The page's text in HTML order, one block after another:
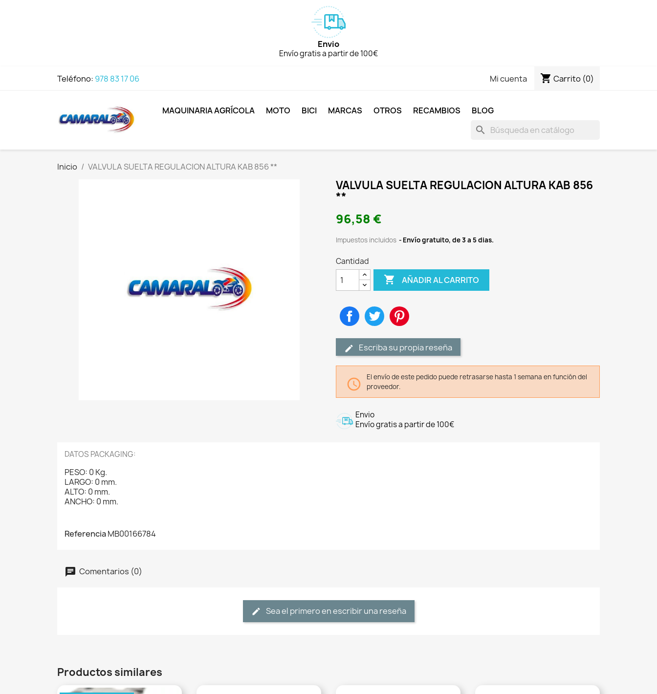
Envio
Envío gratis a partir de 100€
Teléfono: 978 83 17 06 Mi cuenta shopping_cart Carrito (0)
MAQUINARIA AGRÍCOLA MOTO BICI MARCAS OTROS RECAMBIOS BLOG
search
Inicio VALVULA SUELTA REGULACION ALTURA KAB 856 **
VALVULA SUELTA REGULACION ALTURA KAB 856
**
96,58 €
Impuestos incluidos Envío gratuito, de 3 a 5 dias.
Cantidad
 AÑADIR AL CARRITO
CompartirTuitear
Escriba su propia reseña

El envío de este pedido puede retrasarse hasta 1 semana en función del
proveedor.
Envio
Envío gratis a partir de 100€
DATOS PACKAGING:
PESO: 0 Kg.
LARGO: 0 mm.
ALTO: 0 mm.
ANCHO: 0 mm.
ReferenciaMB00166784
Comentarios (0)
Sea el primero en escribir una reseña
Productos similares